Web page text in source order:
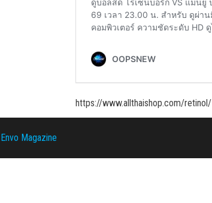
https://www.allthaishop.com/retinol/
Envo Magazine